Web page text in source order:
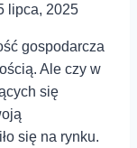
lipca, 2025
gospodarcza
Ale czy w
się
się na rynku.